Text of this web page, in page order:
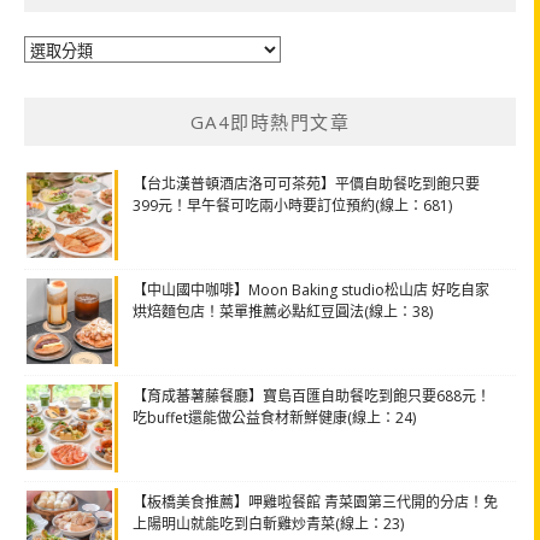
分
GA4即時熱門文章
【台北漢普頓酒店洛可可茶苑】平價自助餐吃到飽只要
399元！早午餐可吃兩小時要訂位預約(線上：681)
【中山國中咖啡】Moon Baking studio松山店 好吃自家
烘焙麵包店！菜單推薦必點紅豆圓法(線上：38)
【育成蕃薯藤餐廳】寶島百匯自助餐吃到飽只要688元！
吃buffet還能做公益食材新鮮健康(線上：24)
【板橋美食推薦】呷雞啦餐館 青菜園第三代開的分店！免
上陽明山就能吃到白斬雞炒青菜(線上：23)